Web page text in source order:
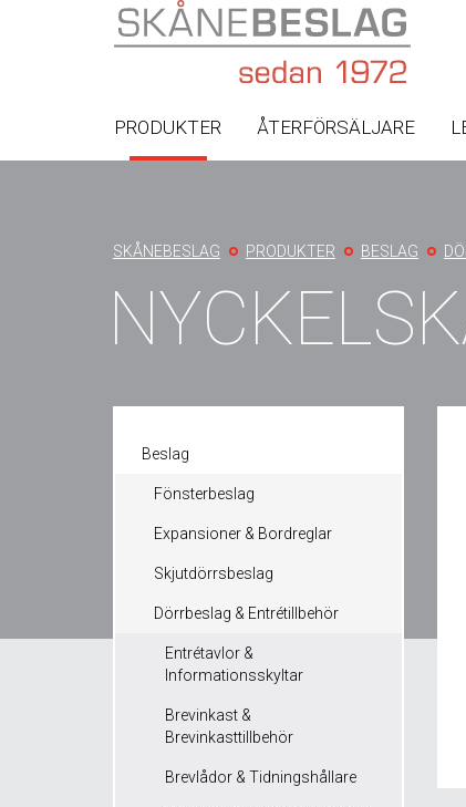
PRODUKTER ÅTERFÖRSÄLJARE
are
here
SKÅNEBESLAG PRODUKTER BESLAG
Beslag
Fönsterbeslag
Expansioner & Bordreglar
Skjutdörrsbeslag
Dörrbeslag & Entrétillbehör
Entrétavlor &
Informationsskyltar
Brevinkast &
Brevinkasttillbehör
Brevlådor & Tidningshållare